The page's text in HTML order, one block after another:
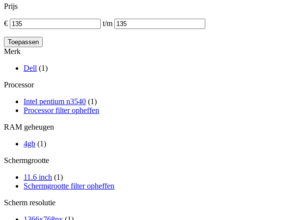
Prijs
€ t/m
Merk
Dell (1)
Processor
Intel pentium n3540 (1)
Processor filter opheffen
RAM geheugen
4gb (1)
Schermgrootte
11.6 inch (1)
Schermgrootte filter opheffen
Scherm resolutie